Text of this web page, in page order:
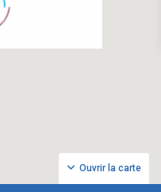
Ouvrir la carte